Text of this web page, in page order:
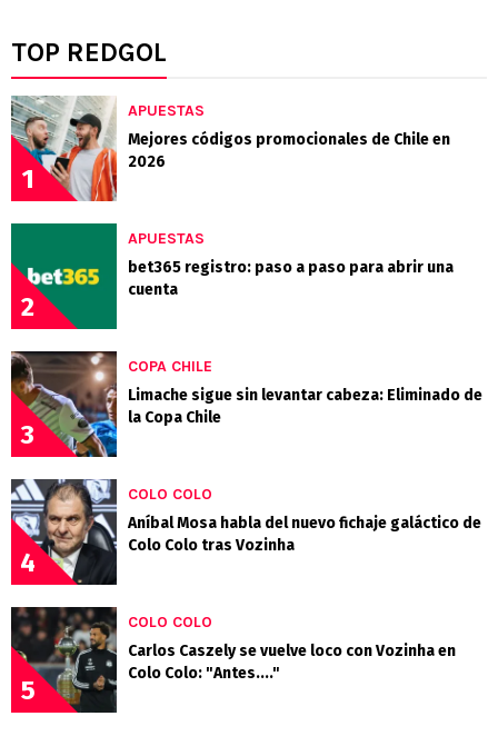
TOP REDGOL
1
APUESTAS
Mejores códigos promocionales de Chile en
2026
2
APUESTAS
bet365 registro: paso a paso para abrir una
cuenta
3
COPA CHILE
Limache sigue sin levantar cabeza: Eliminado de
la Copa Chile
4
COLO COLO
Aníbal Mosa habla del nuevo fichaje galáctico de
Colo Colo tras Vozinha
5
COLO COLO
Carlos Caszely se vuelve loco con Vozinha en
Colo Colo: "Antes...."